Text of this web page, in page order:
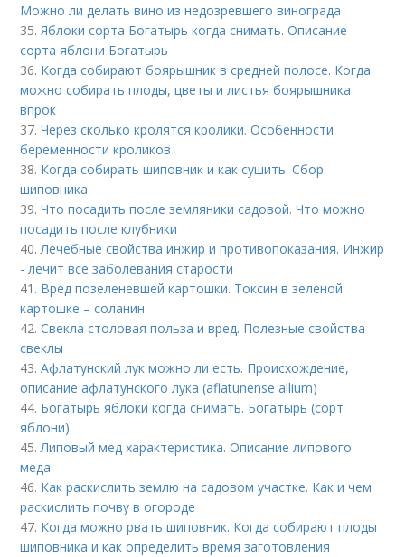
Можно ли делать вино из недозревшего винограда
35.Яблоки сорта Богатырь когда снимать. Описание
сорта яблони Богатырь
36. Когда собирают боярышник в средней полосе. Когда
можно собирать плоды, цветы и листья боярышника
впрок
37.Через сколько кролятся кролики. Особенности
беременности кроликов
38. Когда собирать шиповник и как сушить. Сбор
шиповника
39.Что посадить после земляники садовой. Что можно
посадить после клубники
40.Лечебные свойства инжир и противопоказания. Инжир
- лечит все заболевания старости
41. Вред позеленевшей картошки. Токсин в зеленой
картошке – соланин
42.Свекла столовая польза и вред. Полезные свойства
свеклы
43.Афлатунский лук можно ли есть. Происхождение,
описание афлатунского лука (aflatunense allium)
44. Богатырь яблоки когда снимать. Богатырь (сорт
яблони)
45.Липовый мед характеристика. Описание липового
меда
46. Как раскислить землю на садовом участке. Как и чем
раскислить почву в огороде
47. Когда можно рвать шиповник. Когда собирают плоды
шиповника и как определить время заготовления